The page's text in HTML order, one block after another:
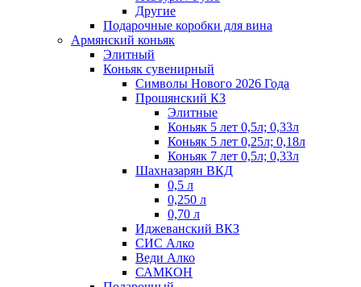
Другие
Подарочные коробки для вина
Армянский коньяк
Элитный
Коньяк сувенирный
Символы Нового 2026 Года
Прошянский КЗ
Элитные
Коньяк 5 лет 0,5л; 0,33л
Коньяк 5 лет 0,25л; 0,18л
Коньяк 7 лет 0,5л; 0,33л
Шахназарян ВКД
0,5 л
0,250 л
0,70 л
Иджеванский ВКЗ
СИС Алко
Веди Алко
САМКОН